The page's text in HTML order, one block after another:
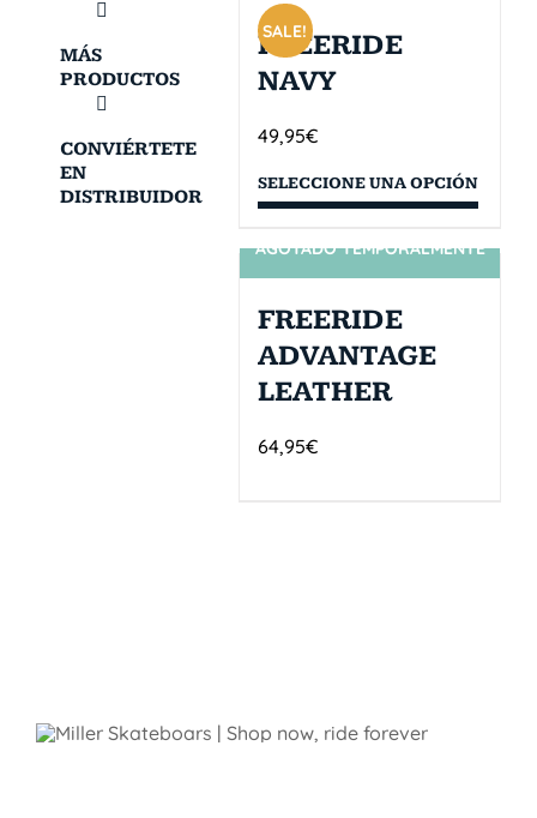
SALE!
FREERIDE
NAVY
49,95€
SELECCIONE UNA OPCIÓN
SIN STOCK
AGOTADO TEMPORALMENTE
FREERIDE
ADVANTAGE
LEATHER
64,95€
MÁS
PRODUCTOS
CONVIÉRTETE
EN
DISTRIBUIDOR